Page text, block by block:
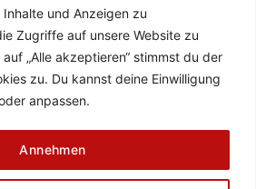
und Anzeigen zu
Zugriffe auf unsere Website zu
„Alle akzeptieren“ stimmst du der
zu. Du kannst deine Einwilligung
anpassen.
Annehmen